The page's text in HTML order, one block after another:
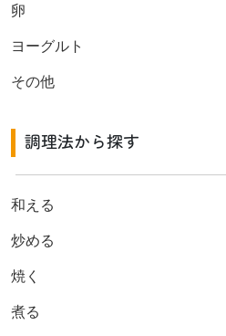
卵
ヨーグルト
その他
調理法から探す
和える
炒める
焼く
煮る